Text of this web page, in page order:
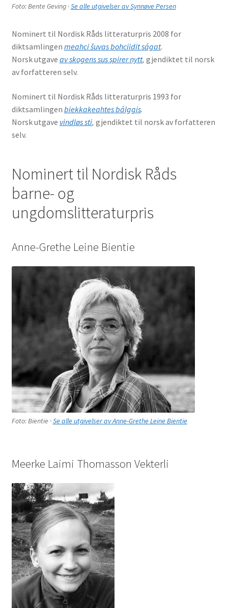
Foto: Bente Geving ·Se alle utgivelser av Synnøve Persen
Nominert til Nordisk Råds litteraturpris 2008 for
diktsamlingen meahci šuvas bohciidit ságat.
Norsk utgave av skogens sus spirer nytt, gjendiktet til norsk
av forfatteren selv.
Nominert til Nordisk Råds litteraturpris 1993 for
diktsamlingen biekkakeahtes bálggis.
Norsk utgave vindløs sti, gjendiktet til norsk av forfatteren
selv.
Nominert til Nordisk Råds
barne- og
ungdomslitteraturpris
Anne-Grethe Leine Bientie
Foto: Bientie ·Se alle utgivelser av Anne-Grethe Leine Bientie
Meerke Laimi Thomasson Vekterli